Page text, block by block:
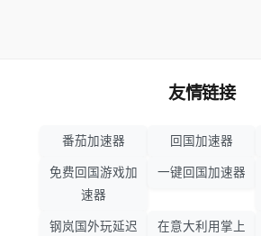
友情链接
番茄加速器 回国加速器
免费回国游戏加
速器
一键回国加速器
钢岚国外玩延迟 在意大利用掌上